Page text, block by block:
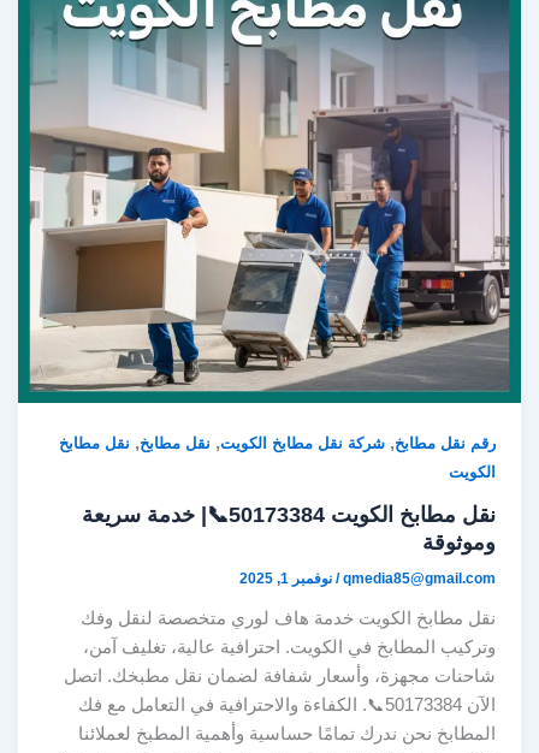
رقم نقل مطابخ,شركة نقل مطابخ الكويت, نقل مطابخ, نقل مطابخ
الكويت
نقل مطابخ الكويت 50173384📞| خدمة سريعة
وموثوقة
qmedia85@gmail.com
/نوفمبر 1, 2025
نقل مطابخ الكويت خدمة هاف لوري متخصصة لنقل وفك
وتركيب المطابخ في الكويت. احترافية عالية، تغليف آمن،
شاحنات مجهزة، وأسعار شفافة لضمان نقل مطبخك. اتصل
الآن 50173384📞. الكفاءة والاحترافية في التعامل مع فك
المطابخ نحن ندرك تمامًا حساسية وأهمية المطبخ لعملائنا